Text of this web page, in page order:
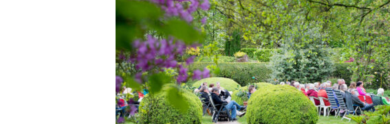
Hit enter to search or ESC to close